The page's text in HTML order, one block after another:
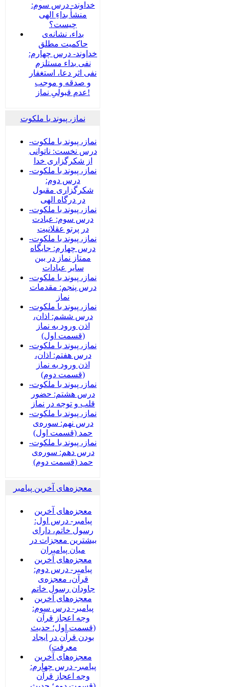
خداوند- درس سوم:
منشأ بداءِ الهی
چیست؟
بداء، نشانه‌ی
حاکمیت مطلق
خداوند- درس چهارم:
نفی بداء مستلزم
نفی اثر دعا، استغفار
و صدقه و موجب
عدم قبولیِ نماز!
نماز، پیوند با ملکوت
نماز، پیوند با ملکوت-
درس نخست: ناتوانی
از شکرگزاری خدا
نماز، پیوند با ملکوت-
درس دوم:
شکرگزاری مقبول
در درگاه الهی
نماز، پیوند با ملکوت-
درس سوم: عبادت
در پرتو عقلانیت
نماز، پیوند با ملکوت-
درس چهارم: جایگاه
ممتاز نماز در بین
سایر عبادات
نماز، پیوند با ملکوت-
درس پنجم: مقدمات
نماز
نماز، پیوند با ملکوت-
درس ششم: اذان،
اذن ورود به نماز
(قسمت اول)
نماز، پیوند با ملکوت-
درس هفتم: اذان،
اذن ورود به نماز
(قسمت دوم)
نماز، پیوند با ملکوت-
درس هشتم: حضور
قلب و توجه در نماز
نماز، پیوند با ملکوت-
درس نهم: سوره‌ی
حمد (قسمت اول)
نماز، پیوند با ملکوت-
درس دهم: سوره‌ی
حمد (قسمت دوم)
معجزه‌های آخرین پیامبر
معجزه‌های آخرین
پیامبر- درس اول:
رسول خاتم، دارای
بیشترین معجزات در
میان پیامبران
معجزه‌های آخرین
پیامبر- درس دوم:
قرآن، معجزه‌ی
جاودان رسول خاتم
معجزه‌های آخرین
پیامبر- درس سوم:
وجه اعجاز قرآن
(قسمت اول؛ حدیث
بودن قرآن در ایجاد
معرفت)
معجزه‌های آخرین
پیامبر- درس چهارم:
وجه اعجاز قرآن